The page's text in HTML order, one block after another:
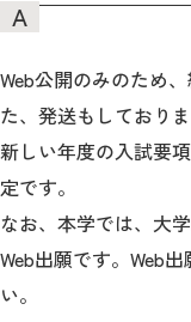
報道関係の方
明治学院大学につ
教育
研究
学生生活
Web公開のみのため
た、発送もしておりま
新しい年度の入試要
定です。
なお、本学では、大
Web出願です。Web
い。